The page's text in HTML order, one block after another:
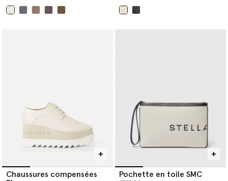
Chaussures compensées
Pochette en toile SMC